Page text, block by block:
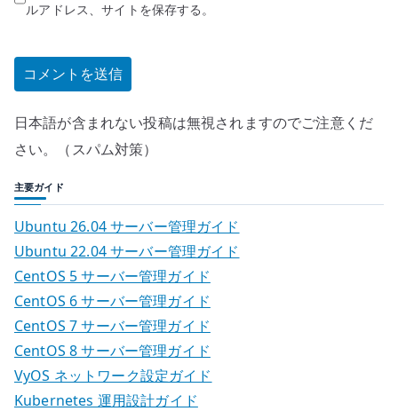
ルアドレス、サイトを保存する。
日本語が含まれない投稿は無視されますのでご注意くだ
さい。（スパム対策）
主要ガイド
Ubuntu 26.04 サーバー管理ガイド
Ubuntu 22.04 サーバー管理ガイド
CentOS 5 サーバー管理ガイド
CentOS 6 サーバー管理ガイド
CentOS 7 サーバー管理ガイド
CentOS 8 サーバー管理ガイド
VyOS ネットワーク設定ガイド
Kubernetes 運用設計ガイド